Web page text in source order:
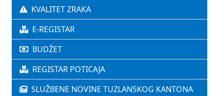
KVALITET ZRAKA
E-REGISTAR
BUDŽET
REGISTAR POTICAJA
SLUŽBENE NOVINE TUZLANSKOG KANTONA